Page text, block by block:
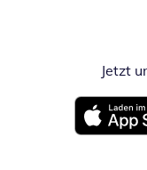
Jetzt
Öffnet in